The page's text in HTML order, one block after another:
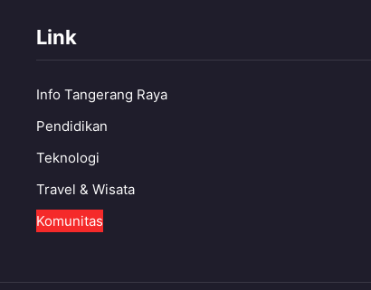
Link
Info Tangerang Raya
Pendidikan
Teknologi
Travel & Wisata
Komunitas